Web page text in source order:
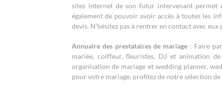
sites internet de son futur intervenant permet
également de pouvoir avoir accès à toutes les
devis. N’hésitez pas à rentrer en contact avec
Annuaire des prestataires de mariage : Faire
mariée, coiffeur, fleuristes, DJ et animation
organisation de mariage et wedding planner,
pour votre mariage, profitez de notre sélection